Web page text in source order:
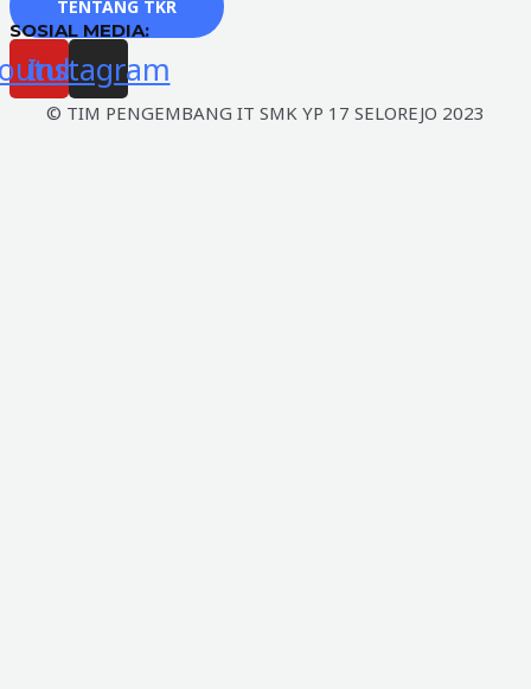
TENTANG TKR
SOSIAL MEDIA:
Instagram
© TIM PENGEMBANG IT SMK YP 17 SELOREJO 2023